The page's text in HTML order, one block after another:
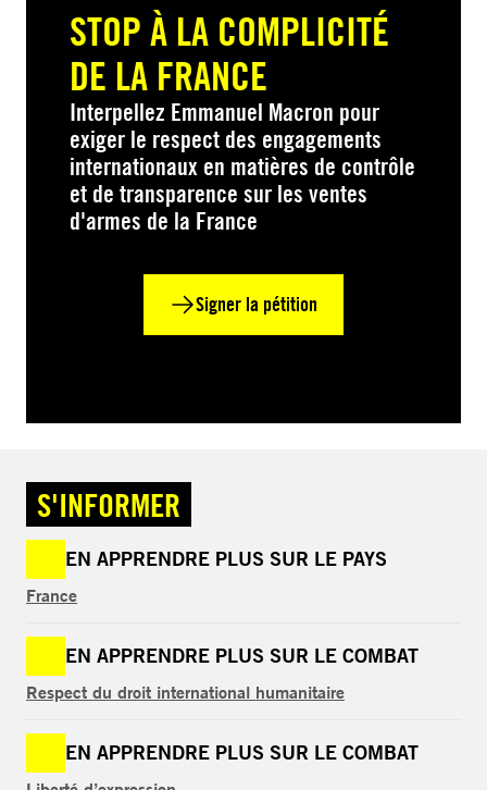
STOP À LA COMPLICITÉ
DE LA FRANCE
Interpellez Emmanuel Macron pour
exiger le respect des engagements
internationaux en matières de contrôle
et de transparence sur les ventes
d'armes de la France
Signer la pétition
S'INFORMER
EN APPRENDRE PLUS SUR LE PAYS
France
EN APPRENDRE PLUS SUR LE COMBAT
Respect du droit international humanitaire
EN APPRENDRE PLUS SUR LE COMBAT